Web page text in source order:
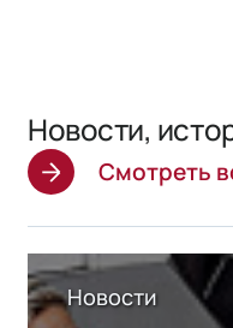
Новости,
Смотреть
Новости